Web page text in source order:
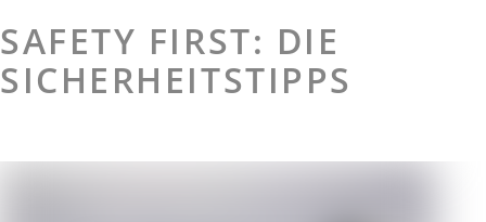
SAFETY FIRST: DIE
SICHERHEITSTIPPS